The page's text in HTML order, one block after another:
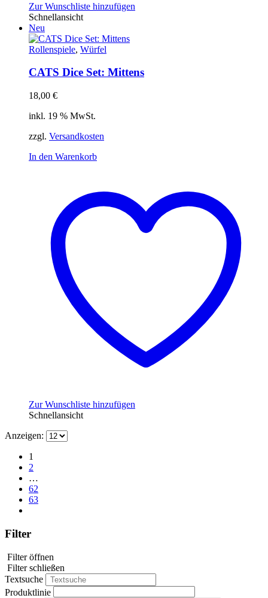
Zur Wunschliste hinzufügen
Schnellansicht
Neu
Rollenspiele, Würfel
CATS Dice Set: Mittens
18,00 €
inkl. 19 % MwSt.
zzgl. Versandkosten
In den Warenkorb
Zur Wunschliste hinzufügen
Schnellansicht
Anzeigen:
1
2
…
62
63
Filter
Filter öffnen
Filter schließen
Textsuche
Produktlinie